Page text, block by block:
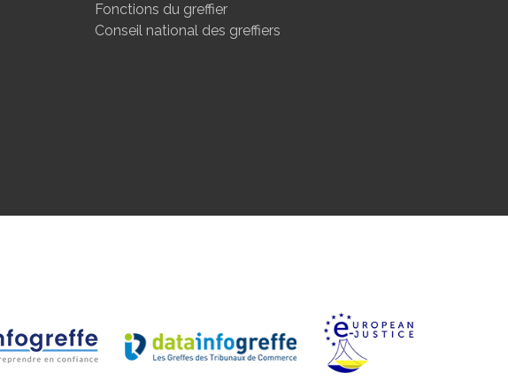
Fonctions du greffier
Conseil national des greffiers